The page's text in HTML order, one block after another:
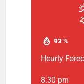
93 %
Hourly
8:30 pm